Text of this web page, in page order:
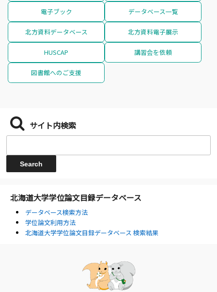
電子ブック データベース一覧
北方資料データベース 北方資料電子展示
HUSCAP 講習会を依頼
図書館へのご支援
サイト内検索
北海道大学学位論文目録データベース
データベース検索方法
学位論文利用方法
北海道大学学位論文目録データベース 検索結果